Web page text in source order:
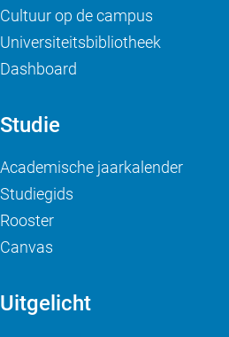
Cultuur op de campus
Universiteitsbibliotheek
Dashboard
Studie
Academische jaarkalender
Studiegids
Rooster
Canvas
Uitgelicht